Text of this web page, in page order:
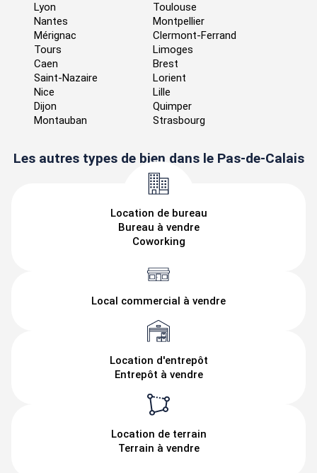
Lyon
Toulouse
Nantes
Montpellier
Mérignac
Clermont-Ferrand
Tours
Limoges
Caen
Brest
Saint-Nazaire
Lorient
Nice
Lille
Dijon
Quimper
Montauban
Strasbourg
Les autres types de bien dans le Pas-de-Calais
Location de bureau
Bureau à vendre
Coworking
Local commercial à vendre
Location d'entrepôt
Entrepôt à vendre
Location de terrain
Terrain à vendre